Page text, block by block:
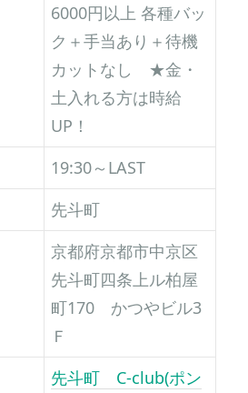
6000円以上 各種バッ
ク＋手当あり＋待機
カットなし ★金・
土入れる方は時給
UP！
19:30～LAST
先斗町
京都府京都市中京区
先斗町四条上ル柏屋
町170 かつやビル3
Ｆ
先斗町 C-club(ポン